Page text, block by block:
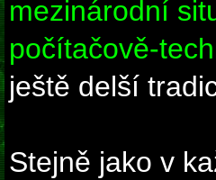
mezinárodní
počítačově-
ještě delší
Stejně jako v